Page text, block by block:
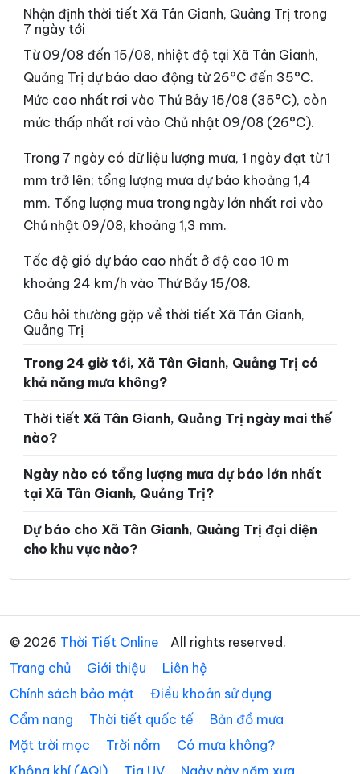
Xã Hòa Trạch Xã Hoàn Lão
Xã Hướng Hiệp
Xã Hướng Phùng Xã Khe Sanh
Xã Kim Điền Xã Kim Ngân
Xã Kim Phú Xã La Lay
Xã Lao Bảo Xã Lệ Ninh
Xã Lệ Thủy Xã Lìa
Xã Mỹ Thủy Xã Nam Ba Đồn
Xã Nam Cửa Việt Xã Nam Gianh
Xã Nam Hải Lăng Xã Nam Trạch
Xã Ninh Châu Xã Phong Nha
Xã Sen Ngư
Xã Tân Lập Xã Thượng Trạch
Xã Triệu Bình
Xã Triệu Phong Xã Trung Thuần
Xã Trường Ninh Xã Trường Phú
Xã Tuyên Bình Xã Tuyên Hóa
Xã Vĩnh Hoàng Xã Vĩnh Linh
Xã Vĩnh Thủy
Nhận định thời tiết Xã Tân Gianh, Quảng Trị trong
7 ngày tới
Từ 09/08 đến 15/08, nhiệt độ tại Xã Tân Gianh,
Quảng Trị dự báo dao động từ 26°C đến 35°C.
Mức cao nhất rơi vào Thứ Bảy 15/08 (35°C), còn
mức thấp nhất rơi vào Chủ nhật 09/08 (26°C).
Trong 7 ngày có dữ liệu lượng mưa, 1 ngày đạt từ 1
mm trở lên; tổng lượng mưa dự báo khoảng 1,4
mm. Tổng lượng mưa trong ngày lớn nhất rơi vào
Chủ nhật 09/08, khoảng 1,3 mm.
Tốc độ gió dự báo cao nhất ở độ cao 10 m
khoảng 24 km/h vào Thứ Bảy 15/08.
Câu hỏi thường gặp về thời tiết Xã Tân Gianh,
Quảng Trị
Trong 24 giờ tới, Xã Tân Gianh, Quảng Trị có
khả năng mưa không?
Thời tiết Xã Tân Gianh, Quảng Trị ngày mai thế
nào?
Ngày nào có tổng lượng mưa dự báo lớn nhất
tại Xã Tân Gianh, Quảng Trị?
Dự báo cho Xã Tân Gianh, Quảng Trị đại diện
cho khu vực nào?
© 2026 Thời Tiết Online
All rights reserved.
Trang chủ
Giới thiệu
Liên hệ
Chính sách bảo mật
Điều khoản sử dụng
Cẩm nang
Thời tiết quốc tế
Bản đồ mưa
Mặt trời mọc
Trời nồm
Có mưa không?